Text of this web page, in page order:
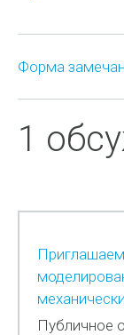
Форма
1
Публичное